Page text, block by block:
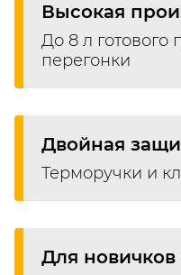
Высокая
До 8 л готового
перегонки
Двойная
Терморучки и
Для